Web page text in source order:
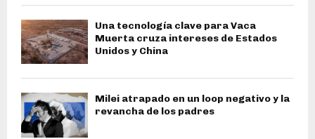
Una tecnología clave para Vaca
Muerta cruza intereses de Estados
Unidos y China
Milei atrapado en un loop negativo y la
revancha de los padres